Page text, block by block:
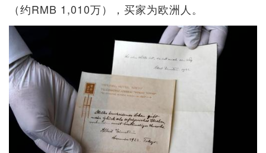
（约RMB 1,010万），买家为欧洲人。